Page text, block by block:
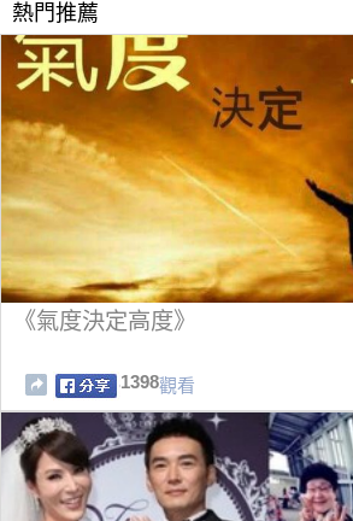
熱門推薦
《氣度決定高度》
1398觀看